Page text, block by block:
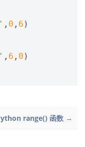
, 0 , 6 )
, 6 , 0 )
range() 函数 →